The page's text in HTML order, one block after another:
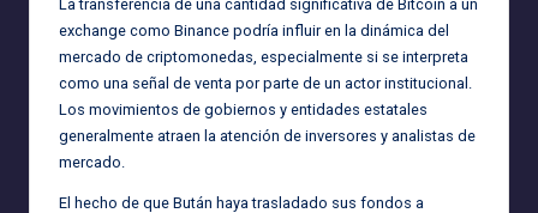
La transferencia de una cantidad significativa de Bitcoin a un
exchange como Binance podría influir en la dinámica del
mercado de criptomonedas, especialmente si se interpreta
como una señal de venta por parte de un actor institucional.
Los movimientos de gobiernos y entidades estatales
generalmente atraen la atención de inversores y analistas de
mercado.
El hecho de que Bután haya trasladado sus fondos a